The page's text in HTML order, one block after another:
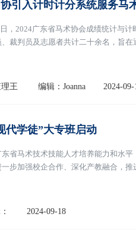
引入计时计分系统服务马
，2024广东省马术协会成绩统计与
裁判员及志愿者共计二十余名，旨
近年来广东省
王 编辑：Joanna 2024-09-
代学徒”大专班启动
省马术技术技能人才培养能力和水
步加强校企合作、深化产教融合，
蔡文群及教师
2024-09-18